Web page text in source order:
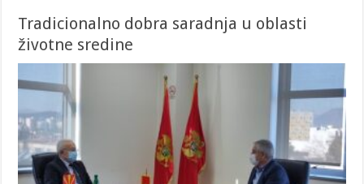
Tradicionalno dobra saradnja u oblasti
životne sredine